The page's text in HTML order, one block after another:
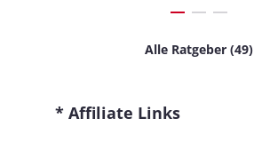
Alle Ratgeber (49)
* Affiliate Links